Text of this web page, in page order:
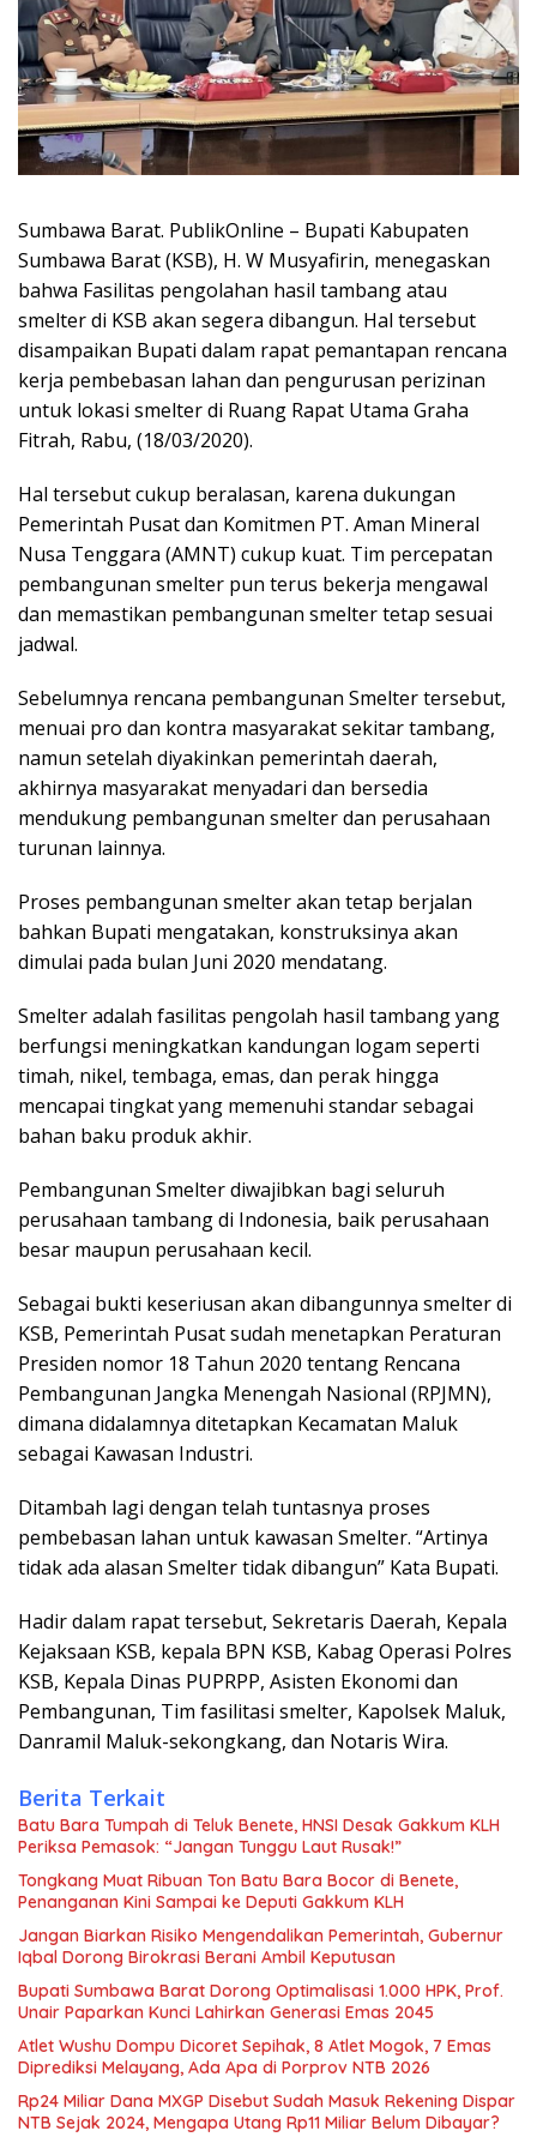
Sumbawa Barat. PublikOnline – Bupati Kabupaten
Sumbawa Barat (KSB), H. W Musyafirin, menegaskan
bahwa Fasilitas pengolahan hasil tambang atau
smelter di KSB akan segera dibangun. Hal tersebut
disampaikan Bupati dalam rapat pemantapan rencana
kerja pembebasan lahan dan pengurusan perizinan
untuk lokasi smelter di Ruang Rapat Utama Graha
Fitrah, Rabu, (18/03/2020).
Hal tersebut cukup beralasan, karena dukungan
Pemerintah Pusat dan Komitmen PT. Aman Mineral
Nusa Tenggara (AMNT) cukup kuat. Tim percepatan
pembangunan smelter pun terus bekerja mengawal
dan memastikan pembangunan smelter tetap sesuai
jadwal.
Sebelumnya rencana pembangunan Smelter tersebut,
menuai pro dan kontra masyarakat sekitar tambang,
namun setelah diyakinkan pemerintah daerah,
akhirnya masyarakat menyadari dan bersedia
mendukung pembangunan smelter dan perusahaan
turunan lainnya.
Proses pembangunan smelter akan tetap berjalan
bahkan Bupati mengatakan, konstruksinya akan
dimulai pada bulan Juni 2020 mendatang.
Smelter adalah fasilitas pengolah hasil tambang yang
berfungsi meningkatkan kandungan logam seperti
timah, nikel, tembaga, emas, dan perak hingga
mencapai tingkat yang memenuhi standar sebagai
bahan baku produk akhir.
Pembangunan Smelter diwajibkan bagi seluruh
perusahaan tambang di Indonesia, baik perusahaan
besar maupun perusahaan kecil.
Sebagai bukti keseriusan akan dibangunnya smelter di
KSB, Pemerintah Pusat sudah menetapkan Peraturan
Presiden nomor 18 Tahun 2020 tentang Rencana
Pembangunan Jangka Menengah Nasional (RPJMN),
dimana didalamnya ditetapkan Kecamatan Maluk
sebagai Kawasan Industri.
Ditambah lagi dengan telah tuntasnya proses
pembebasan lahan untuk kawasan Smelter. “Artinya
tidak ada alasan Smelter tidak dibangun” Kata Bupati.
Hadir dalam rapat tersebut, Sekretaris Daerah, Kepala
Kejaksaan KSB, kepala BPN KSB, Kabag Operasi Polres
KSB, Kepala Dinas PUPRPP, Asisten Ekonomi dan
Pembangunan, Tim fasilitasi smelter, Kapolsek Maluk,
Danramil Maluk-sekongkang, dan Notaris Wira.
Berita Terkait
Batu Bara Tumpah di Teluk Benete, HNSI Desak Gakkum KLH
Periksa Pemasok: “Jangan Tunggu Laut Rusak!”
Tongkang Muat Ribuan Ton Batu Bara Bocor di Benete,
Penanganan Kini Sampai ke Deputi Gakkum KLH
Jangan Biarkan Risiko Mengendalikan Pemerintah, Gubernur
Iqbal Dorong Birokrasi Berani Ambil Keputusan
Bupati Sumbawa Barat Dorong Optimalisasi 1.000 HPK, Prof.
Unair Paparkan Kunci Lahirkan Generasi Emas 2045
Atlet Wushu Dompu Dicoret Sepihak, 8 Atlet Mogok, 7 Emas
Diprediksi Melayang, Ada Apa di Porprov NTB 2026
Rp24 Miliar Dana MXGP Disebut Sudah Masuk Rekening Dispar
NTB Sejak 2024, Mengapa Utang Rp11 Miliar Belum Dibayar?